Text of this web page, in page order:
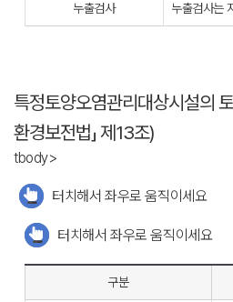
누출검사 누출검사는
특정토양오염관리대상시설의
환경보전법」 제13조)
tbody>
터치해서 좌우로 움직이세요
터치해서 좌우로 움직이세요
구분